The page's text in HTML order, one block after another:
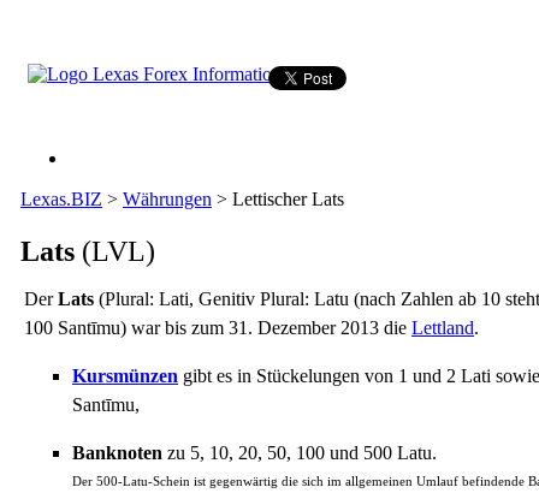
Lexas.BIZ > Währungen > Lettischer Lats
Lats (LVL)
DerLats (Plural: Lati, Genitiv Plural: Latu (nach Zahlen ab 10
100 Santīmu) war bis zum 31. Dezember 2013 die Lettland.
Kursmünzen gibt es in Stückelungen von 1 und 2 Lati
Santīmu,
Banknoten zu 5, 10, 20, 50, 100 und 500 Latu.
Der 500-Latu-Schein ist gegenwärtig die sich im allgemeinen Umlauf befindende